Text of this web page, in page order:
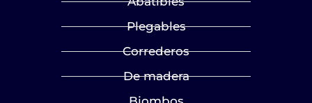
Plegables
Correderos
De madera